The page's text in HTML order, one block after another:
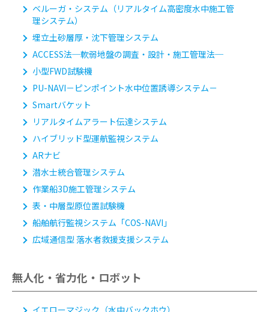
ベルーガ・システム （リアルタイム高密度水中施工管
理システム）
埋立土砂層厚・沈下管理システム
ACCESS法─軟弱地盤の調査・設計・施工管理法─
小型FWD試験機
PU-NAVI－ピンポイント水中位置誘導システム－
Smartバケット
リアルタイムアラート伝達システム
ハイブリッド型運航監視システム
ARナビ
潜水士統合管理システム
作業船3D施工管理システム
表・中層型原位置試験機
船舶航行監視システム「COS-NAVI」
広域通信型 落水者救援支援システム
無人化・省力化・ロボット
イエローマジック （水中バックホウ）